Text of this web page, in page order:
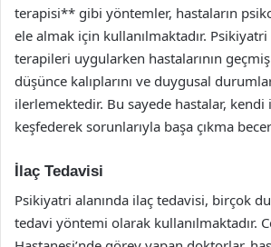
terapisi** gibi yöntemler, hastaların
ele almak için kullanılmaktadır.
terapileri uygularken hastalarının
düşünce kalıplarını ve duygusal
ilerlemektedir. Bu sayede hastalar, kendi
keşfederek sorunlarıyla başa çıkma
İlaç Tedavisi
Psikiyatri alanında ilaç tedavisi, birçok
tedavi yöntemi olarak kullanılmaktadır.